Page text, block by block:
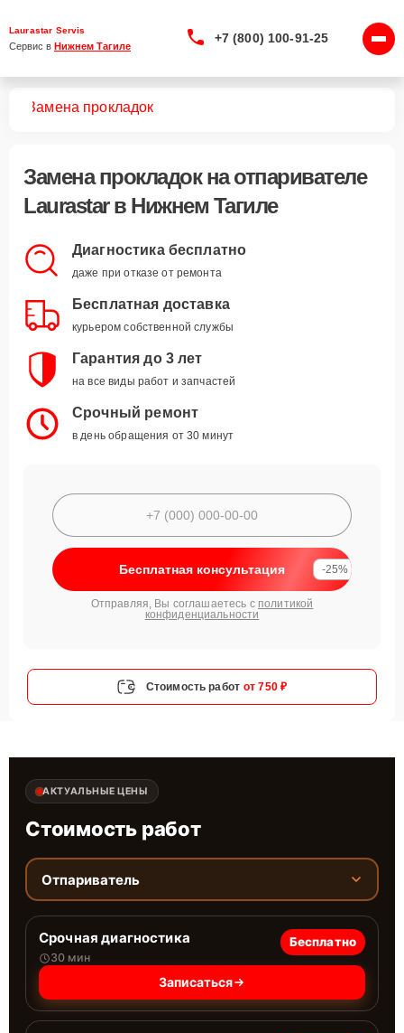
Laurastar Servis
Сервис в Нижнем Тагиле
+7 (800) 100-91-25
Замена прокладок
Замена прокладокна отпаривателе
Laurastar в Нижнем Тагиле
Диагностика бесплатно
даже при отказе от ремонта
Бесплатная доставка
курьером собственной службы
Гарантия до 3 лет
на все виды работ и запчастей
Срочный ремонт
в день обращения от 30 минут
Бесплатная консультация -25%
Отправляя, Вы соглашаетесь с политикой
конфиденциальности
Стоимость работ от 750 ₽
АКТУАЛЬНЫЕ ЦЕНЫ
Стоимость работ
Отпариватель
Срочная диагностика
30 мин
Бесплатно
Записаться